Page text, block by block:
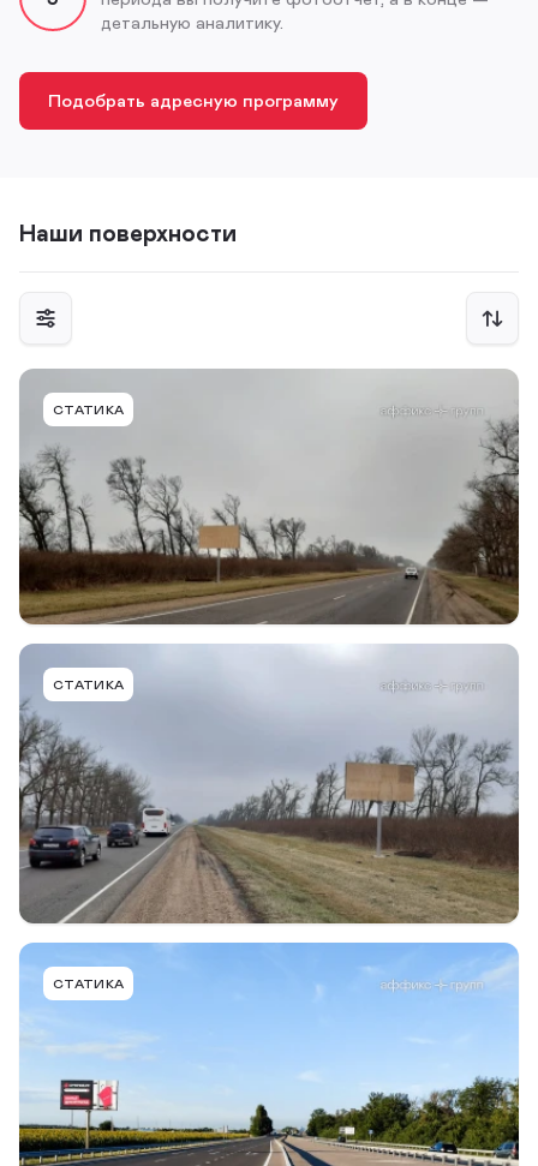
детальную аналитику.
Подобрать адресную программу
Наши поверхности
СТАТИКА
NVT005BBBMT
ст. Новотитаровская, Динской район, а-д
Краснодар - Ейск, 20+530 (слева), в г. Тимашевск
Тип конструкции
Билборд 6,0 х 3,0м
Сторона
Подробнее В портфель
СТАТИКА
NVT005ABBMT
ст. Новотитаровская, Динской район, а-д
Краснодар - Ейск, 20+530 (слева), в ст.
Новотитаровская
Тип конструкции
Билборд
Размер
6,0 х 3,0м
Сторона
A
Подробнее В портфель
СТАТИКА
NVT007BBBMT
ст. Новотитаровская, Динской район, а-д
Тип конструкции
Билборд B
Подробнее В портфель